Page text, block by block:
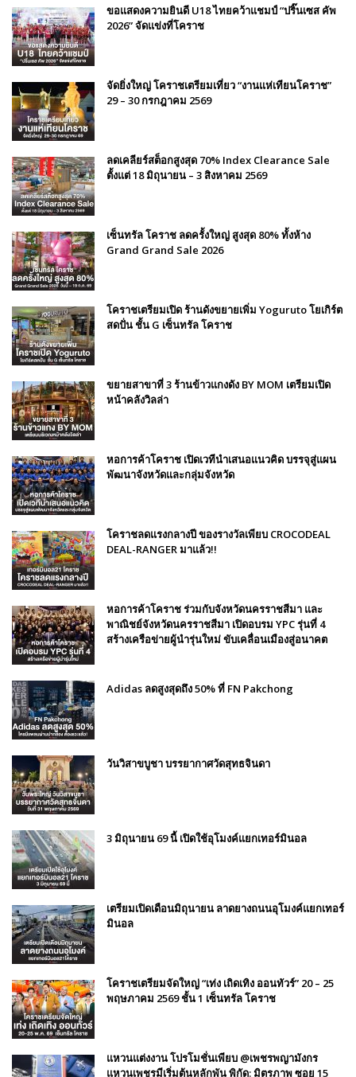
ขอแสดงความยินดี U18 ไทยคว้าแชมป์ “ปริ๊นเซส คัพ
2026” จัดแข่งที่โคราช
จัดยิ่งใหญ่ โคราชเตรียมเที่ยว “งานแห่เทียนโคราช”
29 – 30 กรกฎาคม 2569
ลดเคลียร์สต็อกสูงสุด 70% Index Clearance Sale
ตั้งแต่ 18 มิถุนายน – 3 สิงหาคม 2569
เซ็นทรัล โคราช ลดครั้งใหญ่ สูงสุด 80% ทั้งห้าง
Grand Grand Sale 2026
โคราชเตรียมเปิด ร้านดังขยายเพิ่ม Yoguruto โยเกิร์ต
สดปั่น ชั้น G เซ็นทรัล โคราช
ขยายสาขาที่ 3 ร้านข้าวแกงดัง BY MOM เตรียมเปิด
หน้าคลังวิลล่า
หอการค้าโคราช เปิดเวทีนำเสนอแนวคิด บรรจุสู่แผน
พัฒนาจังหวัดและกลุ่มจังหวัด
โคราชลดแรงกลางปี ของรางวัลเพียบ CROCODEAL
DEAL-RANGER มาแล้ว!!
หอการค้าโคราช ร่วมกับจังหวัดนครราชสีมา และ
พาณิชย์จังหวัดนครราชสีมา เปิดอบรม YPC รุ่นที่ 4
สร้างเครือข่ายผู้นำรุ่นใหม่ ขับเคลื่อนเมืองสู่อนาคต
Adidas ลดสูงสุดถึง 50% ที่ FN Pakchong
วันวิสาขบูชา บรรยากาศวัดสุทธจินดา
3 มิถุนายน 69 นี้ เปิดใช้อุโมงค์แยกเทอร์มินอล
เตรียมเปิดเดือนมิถุนายน ลาดยางถนนอุโมงค์แยกเทอร์
มินอล
โคราชเตรียมจัดใหญ่ “เท่ง เถิดเทิง ออนทัวร์” 20 – 25
พฤษภาคม 2569 ชั้น 1 เซ็นทรัล โคราช
แหวนแต่งงาน โปรโมชั่นเพียบ @เพชรพญามังกร
แหวนเพชรมีเริ่มต้นหลักพัน พิกัด: มิตรภาพ ซอย 15